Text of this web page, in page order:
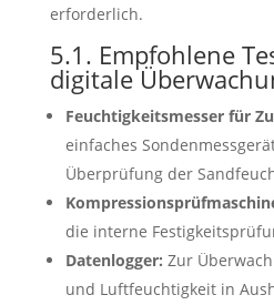
erforderlich.
5.1. Empfohlene
digitale
Feuchtigkeitsmesser für
einfaches
Überprüfung der
die interne
Datenlogger: Zur
und Luftfeuchtigkeit in